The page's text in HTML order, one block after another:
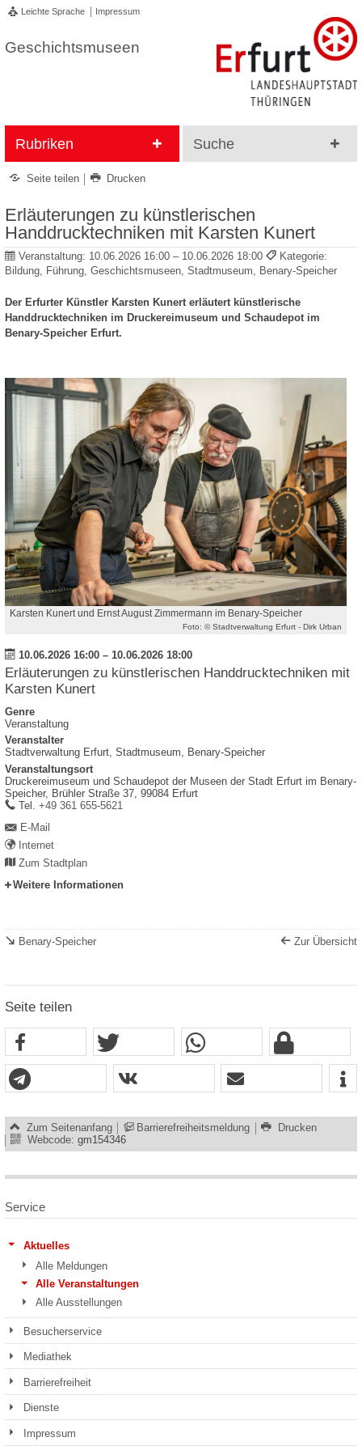
Leichte Sprache Impressum
Geschichtsmuseen
Rubriken Suche
Seite teilen Drucken
Erläuterungen zu künstlerischen
Handdrucktechniken mit Karsten Kunert
Veranstaltung: 10.06.2026 16:00 – 10.06.2026 18:00
Kategorie:
Bildung, Führung, Geschichtsmuseen, Stadtmuseum, Benary-Speicher
Der Erfurter Künstler Karsten Kunert erläutert künstlerische
Handdrucktechniken im Druckereimuseum und Schaudepot im
Benary-Speicher Erfurt.
Karsten Kunert und Ernst August Zimmermann im Benary-Speicher
Foto: © Stadtverwaltung Erfurt - Dirk Urban
10.06.2026 16:00 – 10.06.2026 18:00
Erläuterungen zu künstlerischen Handdrucktechniken mit
Karsten Kunert
Genre
Veranstaltung
Veranstalter
Stadtverwaltung Erfurt, Stadtmuseum, Benary-Speicher
Veranstaltungsort
Druckereimuseum und Schaudepot der Museen der Stadt Erfurt im Benary-
Speicher, Brühler Straße 37, 99084 Erfurt
work
Tel. +49 361 655-5621
E-Mail
Internet
Zum Stadtplan
Weitere Informationen
Benary-Speicher Zur Übersicht
Seite teilen
Zum Seitenanfang Barrierefreiheitsmeldung
Drucken
Webcode: gm154346
Service
Aktuelles
Alle Meldungen
Alle Veranstaltungen
Alle Ausstellungen
Besucherservice
Mediathek
Barrierefreiheit
Dienste
Impressum